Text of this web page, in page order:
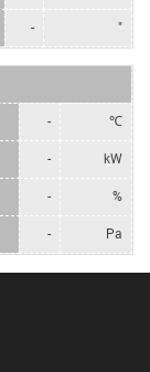
- "
- ℃
- kW
- %
- Pa